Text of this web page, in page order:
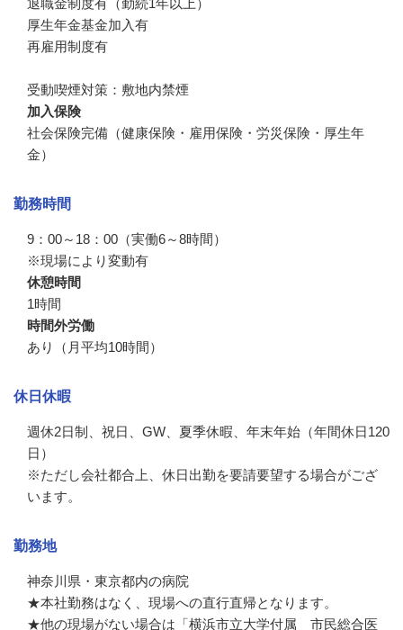
厚生年金基金加入有
再雇用制度有
受動喫煙対策：敷地内禁煙
加入保険
社会保険完備（健康保険・雇用保険・労災保険・厚生年
金）
勤務時間
9：00～18：00（実働6～8時間）
※現場により変動有
休憩時間
1時間
時間外労働
あり（月平均10時間）
休日休暇
週休2日制、祝日、GW、夏季休暇、年末年始（年間休日120
日）
※ただし会社都合上、休日出勤を要請要望する場合がござ
います。
勤務地
神奈川県・東京都内の病院
★本社勤務はなく、現場への直行直帰となります。
★他の現場がない場合は「横浜市立大学付属　市民総合医